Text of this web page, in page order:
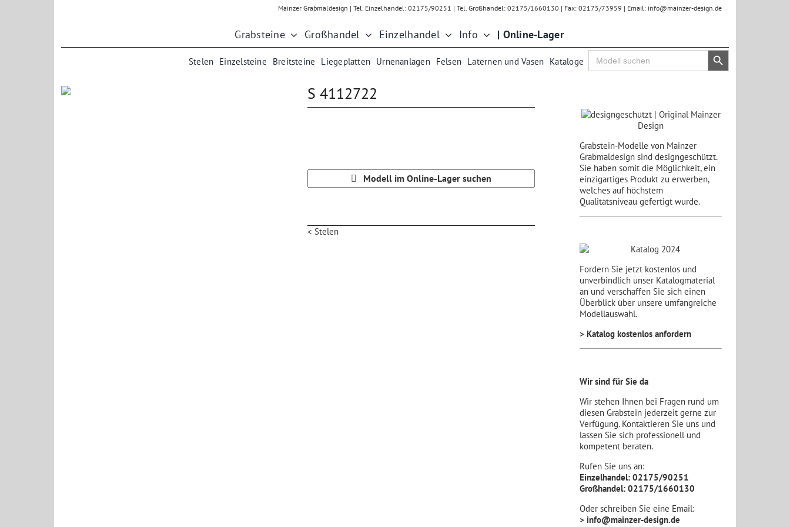
Mainzer Grabmaldesign | Tel. Einzelhandel: 02175/90251 | Tel. Großhandel: 02175/1660130 | Fax: 02175/73959 | Email: info@mainzer-design.de
Grabsteine Großhandel Einzelhandel Info | Online-Lager
Stelen Einzelsteine Breitsteine Liegeplatten Urnenanlagen Felsen Laternen und Vasen Kataloge
Search
for:
Search Button
S 4112722
Modell im Online-Lager suchen
< Stelen
Grabstein-Modelle von Mainzer
Grabmaldesign sind designgeschützt.
Sie haben somit die Möglichkeit, ein
einzigartiges Produkt zu erwerben,
welches auf höchstem
Qualitätsniveau gefertigt wurde.
Fordern Sie jetzt kostenlos und
unverbindlich unser Katalogmaterial
an und verschaffen Sie sich einen
Überblick über unsere umfangreiche
Modellauswahl.
> Katalog kostenlos anfordern
Wir sind für Sie da
Wir stehen Ihnen bei Fragen rund um
diesen Grabstein jederzeit gerne zur
Verfügung. Kontaktieren Sie uns und
lassen Sie sich professionell und
kompetent beraten.
Rufen Sie uns an:
Einzelhandel: 02175/90251
Großhandel: 02175/1660130
Oder schreiben Sie eine Email:
> info@mainzer-design.de